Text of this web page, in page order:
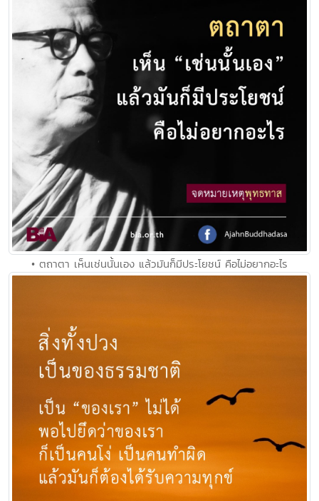
• ตถาตา เห็นเช่นนั้นเอง แล้วมันก็มีประโยชน์ คือไม่อยากอะไร